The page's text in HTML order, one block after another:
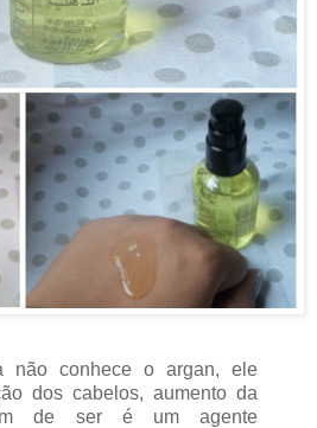
não conhece o argan, ele
dos cabelos, aumento da
de ser é um agente